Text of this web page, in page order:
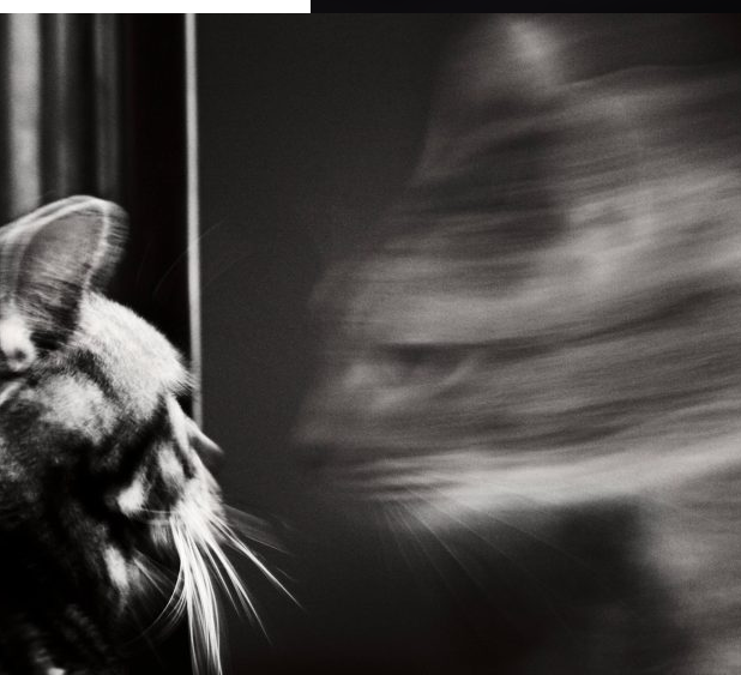
11 septembre 2014
03 décembre 2014